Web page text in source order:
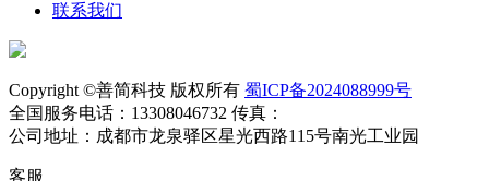
联系我们
Copyright ©善简科技 版权所有 蜀ICP备2024088999号
全国服务电话：13308046732 传真：
公司地址：成都市龙泉驿区星光西路115号南光工业园
客服